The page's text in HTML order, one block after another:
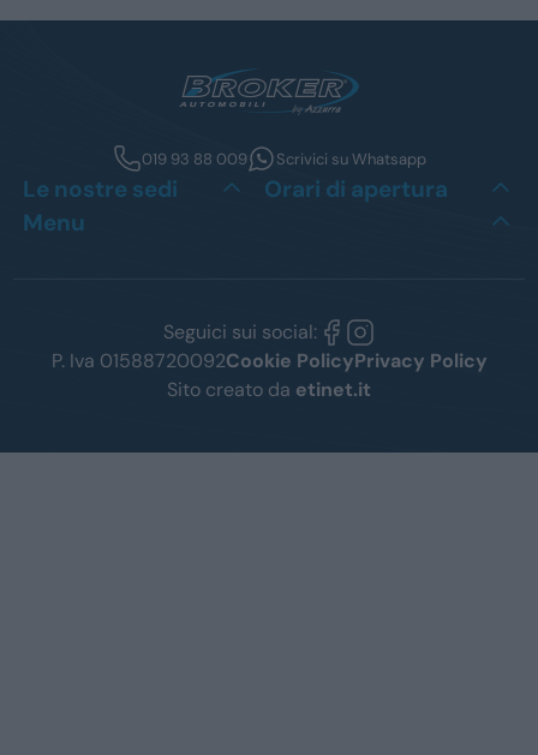
019 93 88 009 Scrivici su Whatsapp
Le nostre sedi
Orari di apertura
Menu
Seguici sui social:
P. Iva 01588720092Cookie PolicyPrivacy Policy
Sito creato da etinet.it